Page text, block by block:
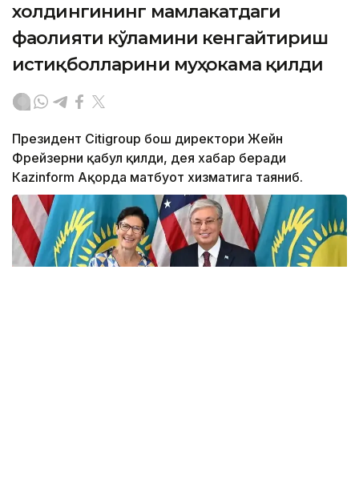
холдингининг мамлакатдаги
фаолияти кўламини кенгайтириш
истиқболларини муҳокама қилди
Президент Citigroup бош директори Жейн
Фрейзерни қабул қилди, дея хабар беради
Кazinform Ақорда матбуот хизматига таяниб.